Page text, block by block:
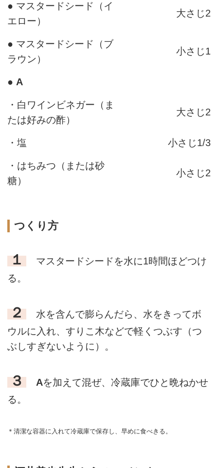
● マスタードシード（イ
エロー）
大さじ2
● マスタードシード（ブ
ラウン）
小さじ1
● A
・白ワインビネガー（ま
たは好みの酢）
大さじ2
・塩 小さじ1/3
・はちみつ（または砂
糖）
小さじ2
つくり方
１
マスタードシードを水に1時間ほどつけ
る。
２
水を含んで膨らんだら、水をきってボ
ウルに入れ、すりこ木などで軽くつぶす（つ
ぶしすぎないように）。
３ Aを加えて混ぜ、冷蔵庫でひと晩ねかせ
る。
＊清潔な容器に入れて冷蔵庫で保存し、早めに食べきる。